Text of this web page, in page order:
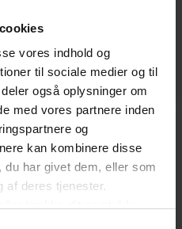
vores indhold og
til sociale medier og til
også oplysninger om
med vores partnere inden
og
kan kombinere disse
du har givet dem, eller som
af deres tjenester.
marketplaces
direkte i din indbakke.
statistikker, e-